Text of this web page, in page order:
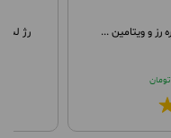
رژ لب و ویتامین ...
تومان